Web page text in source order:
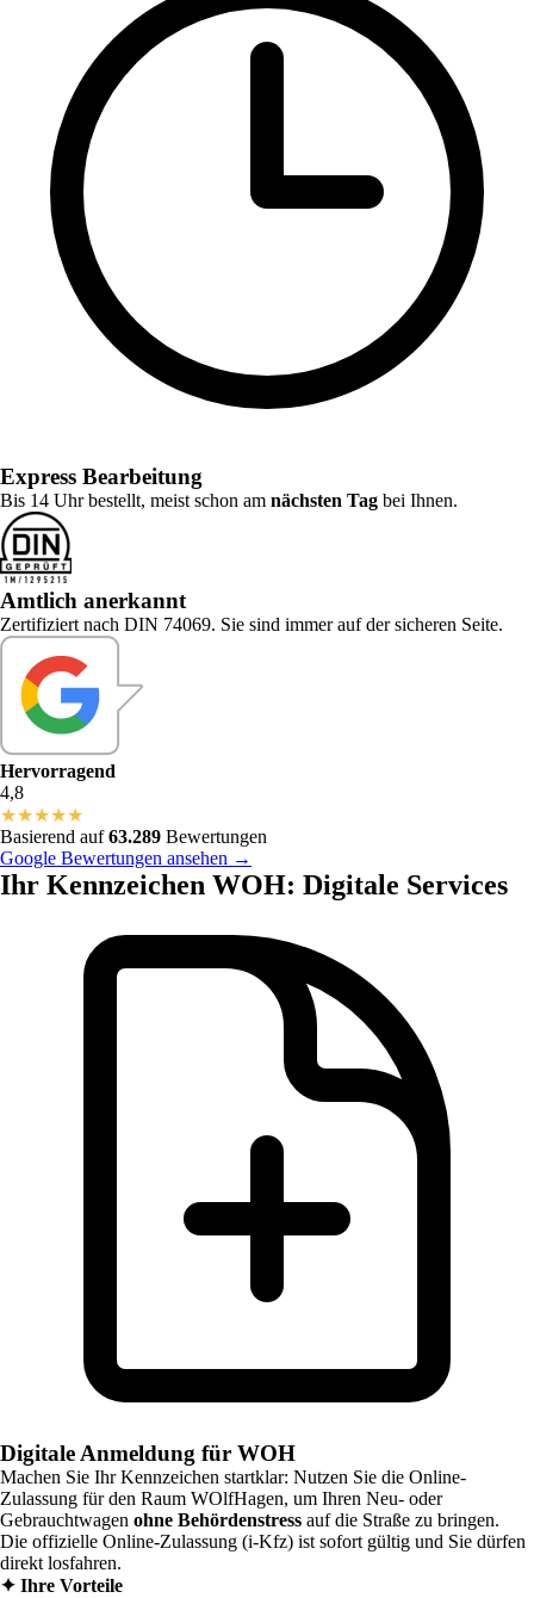
Express Bearbeitung
Bis 14 Uhr bestellt, meist schon am nächsten Tag bei Ihnen.
Amtlich anerkannt
Zertifiziert nach DIN 74069. Sie sind immer auf der sicheren Seite.
Hervorragend
4,8
★★★★★
Basierend auf63.289 Bewertungen
Google Bewertungen ansehen →
Ihr Kennzeichen WOH: Digitale Services
Digitale Anmeldung für WOH
Machen Sie Ihr Kennzeichen startklar: Nutzen Sie die Online-
Zulassung für den Raum WOlfHagen, um Ihren Neu- oder
Gebrauchtwagen ohne Behördenstress auf die Straße zu bringen.
Die offizielle Online-Zulassung (i-Kfz) ist sofort gültig und Sie dürfen
direkt losfahren.
✦ Ihre Vorteile